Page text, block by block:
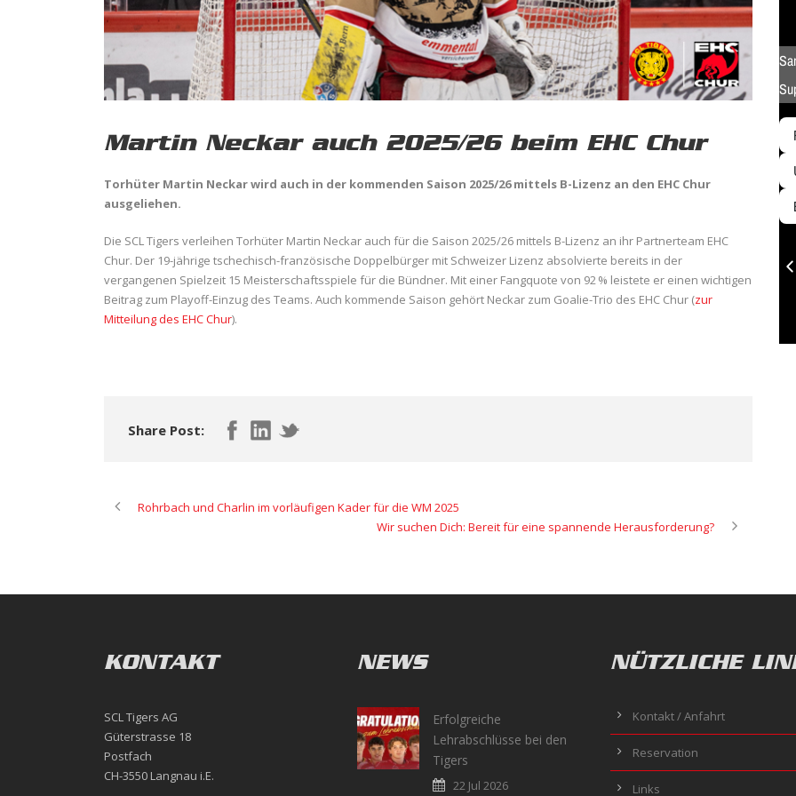
Martin Neckar auch 2025/26 beim EHC Chur
Torhüter Martin Neckar wird auch in der kommenden Saison 2025/26 mittels B-Lizenz an den EHC Chur
ausgeliehen.
Die SCL Tigers verleihen Torhüter Martin Neckar auch für die Saison 2025/26 mittels B-Lizenz an ihr Partnerteam EHC
Chur. Der 19-jährige tschechisch-französische Doppelbürger mit Schweizer Lizenz absolvierte bereits in der
vergangenen Spielzeit 15 Meisterschaftsspiele für die Bündner. Mit einer Fangquote von 92 % leistete er einen wichtigen
Beitrag zum Playoff-Einzug des Teams. Auch kommende Saison gehört Neckar zum Goalie-Trio des EHC Chur (zur
Mitteilung des EHC Chur).
Share Post:
Rohrbach und Charlin im vorläufigen Kader für die WM 2025
Wir suchen Dich: Bereit für eine spannende Herausforderung?
KONTAKT
SCL Tigers AG
Güterstrasse 18
Postfach
CH-3550 Langnau i.E.
NEWS
Erfolgreiche
Lehrabschlüsse bei den
Tigers
22 Jul 2026
NÜTZLICHE
Kontakt / Anfahrt
Reservation
Links